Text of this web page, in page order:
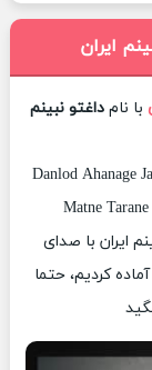
ایران
با نام داغتو نبینم
Danlod Ahanage
Matne
ایران با صدای
کردیم، حتما